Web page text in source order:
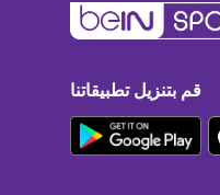
قم بتنزيل تطبيقاتنا